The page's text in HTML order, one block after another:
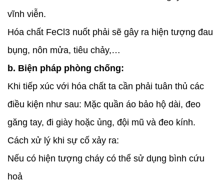
vĩnh viễn.
Hóa chất FeCl3 nuốt phải sẽ gây ra hiện tượng đau
bụng, nôn mửa, tiêu chảy,…
b. Biện pháp phòng chống:
Khi tiếp xúc với hóa chất ta cần phải tuân thủ các
điều kiện như sau: Mặc quần áo bảo hộ dài, đeo
găng tay, đi giày hoặc ủng, đội mũ và đeo kính.
Cách xử lý khi sự cố xảy ra:
Nếu có hiện tượng cháy có thể sử dụng bình cứu
hoả